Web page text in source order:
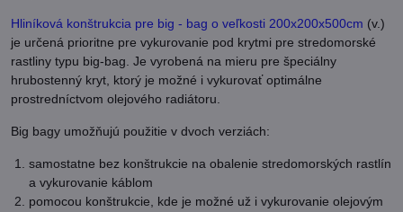
Hliníková konštrukcia pre big - bag o veľkosti 200x200x500cm (v.)
je určená prioritne pre vykurovanie pod krytmi pre stredomorské
rastliny typu big-bag. Je vyrobená na mieru pre špeciálny
hrubostenný kryt, ktorý je možné i vykurovať optimálne
prostredníctvom olejového radiátoru.
Big bagy umožňujú použitie v dvoch verziách:
samostatne bez konštrukcie na obalenie stredomorských rastlín
a vykurovanie káblom
pomocou konštrukcie, kde je možné už i vykurovanie olejovým